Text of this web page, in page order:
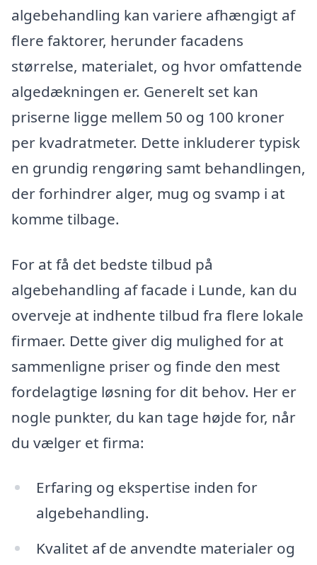
algebehandling kan variere afhængigt af
flere faktorer, herunder facadens
størrelse, materialet, og hvor omfattende
algedækningen er. Generelt set kan
priserne ligge mellem 50 og 100 kroner
per kvadratmeter. Dette inkluderer typisk
en grundig rengøring samt behandlingen,
der forhindrer alger, mug og svamp i at
komme tilbage.
For at få det bedste tilbud på
algebehandling af facade i Lunde, kan du
overveje at indhente tilbud fra flere lokale
firmaer. Dette giver dig mulighed for at
sammenligne priser og finde den mest
fordelagtige løsning for dit behov. Her er
nogle punkter, du kan tage højde for, når
du vælger et firma:
Erfaring og ekspertise inden for
algebehandling.
Kvalitet af de anvendte materialer og